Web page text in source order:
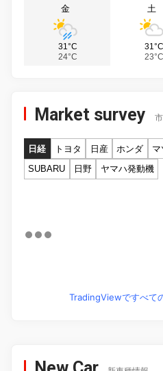
金
31°C
24°C
土
31°C
23°C
Market survey
日経 トヨタ 日産 ホンダ マ
SUBARU
日野 ヤマハ発動機
TradingViewですべて